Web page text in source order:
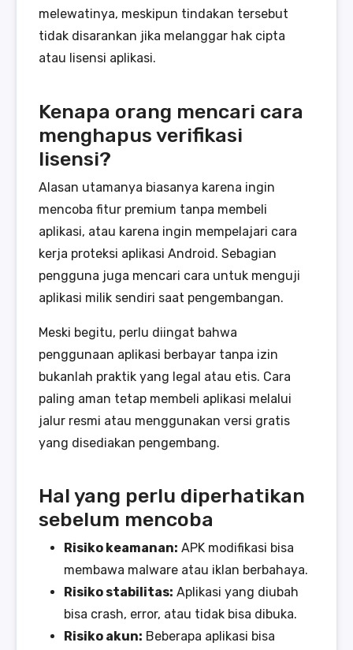
melewatinya, meskipun tindakan tersebut
tidak disarankan jika melanggar hak cipta
atau lisensi aplikasi.
Kenapa orang mencari cara
menghapus verifikasi
lisensi?
Alasan utamanya biasanya karena ingin
mencoba fitur premium tanpa membeli
aplikasi, atau karena ingin mempelajari cara
kerja proteksi aplikasi Android. Sebagian
pengguna juga mencari cara untuk menguji
aplikasi milik sendiri saat pengembangan.
Meski begitu, perlu diingat bahwa
penggunaan aplikasi berbayar tanpa izin
bukanlah praktik yang legal atau etis. Cara
paling aman tetap membeli aplikasi melalui
jalur resmi atau menggunakan versi gratis
yang disediakan pengembang.
Hal yang perlu diperhatikan
sebelum mencoba
Risiko keamanan: APK modifikasi bisa
membawa malware atau iklan berbahaya.
Risiko stabilitas: Aplikasi yang diubah
bisa crash, error, atau tidak bisa dibuka.
Risiko akun: Beberapa aplikasi bisa